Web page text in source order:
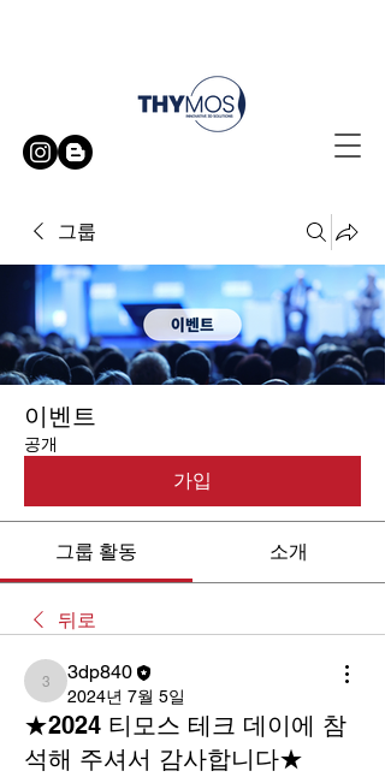
그룹
이벤트
공개
가입
그룹 활동 소개
뒤로
3dp840
3dp840
2024년 7월 5일
★2024 티모스 테크 데이에 참
석해 주셔서 감사합니다★